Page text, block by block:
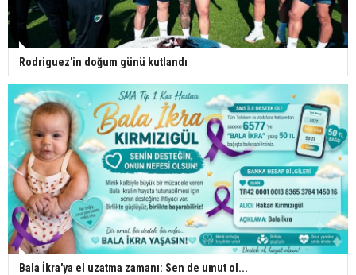
Rodriguez'in doğum günü kutlandı
Bala İkra'ya el uzatma zamanı: Sen de umut ol...